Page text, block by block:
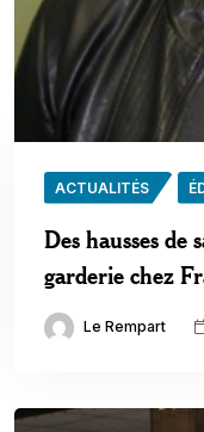
ACTUALITÉS
Des hausses de
garderie chez
Le Rempart